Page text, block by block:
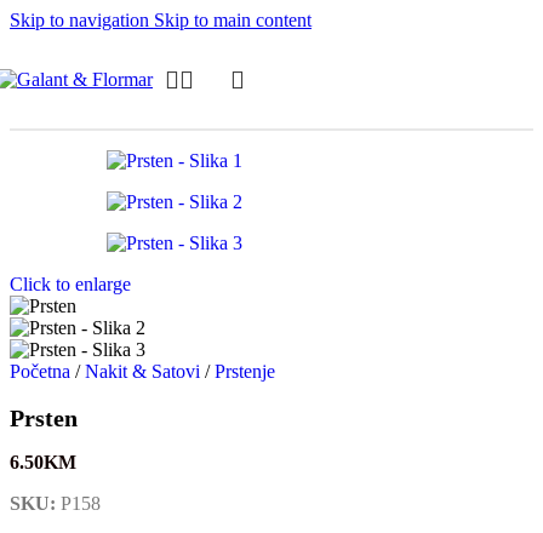
Skip to navigation Skip to main content
Click to enlarge
Početna / Nakit & Satovi / Prstenje
Prsten
6.50KM
SKU: P158